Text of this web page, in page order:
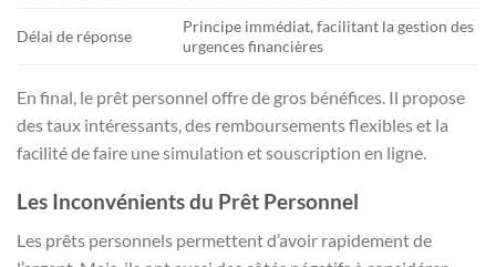
Délai de réponse
Principe immédiat, facilitant la gestion des
urgences financières
En final, le prêt personnel offre de gros bénéfices. Il propose
des taux intéressants, des remboursements flexibles et la
facilité de faire une simulation et souscription en ligne.
Les Inconvénients du Prêt Personnel
Les prêts personnels permettent d’avoir rapidement de